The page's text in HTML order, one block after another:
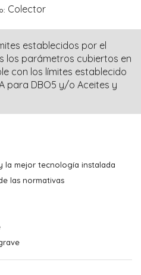
Colector
establecidos por el
los parámetros cubiertos en
con los límites establecido
para DBO5 y/o Aceites y
la mejor tecnología instalada
las normativas